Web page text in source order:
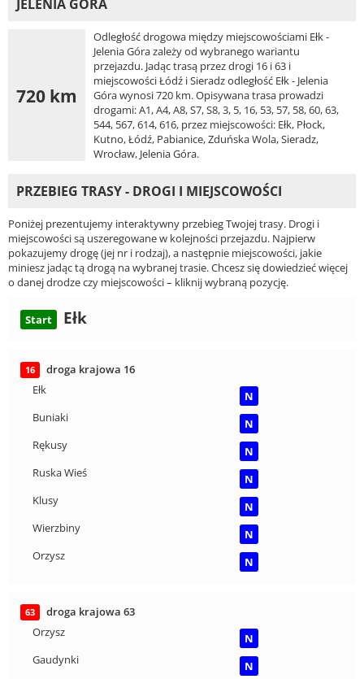
JELENIA GÓRA
720 km
Odległość drogowa między miejscowościami Ełk -
Jelenia Góra zależy od wybranego wariantu
przejazdu. Jadąc trasą przez drogi 16 i 63 i
miejscowości Łódź i Sieradz odległość Ełk - Jelenia
Góra wynosi 720 km. Opisywana trasa prowadzi
drogami: A1, A4, A8, S7, S8, 3, 5, 16, 53, 57, 58, 60, 63,
544, 567, 614, 616, przez miejscowości: Ełk, Płock,
Kutno, Łódź, Pabianice, Zduńska Wola, Sieradz,
Wrocław, Jelenia Góra.
PRZEBIEG TRASY - DROGI I MIEJSCOWOŚCI
Poniżej prezentujemy interaktywny przebieg Twojej trasy. Drogi i
miejscowości są uszeregowane w kolejności przejazdu. Najpierw
pokazujemy drogę (jej nr i rodzaj), a następnie miejscowości, jakie
miniesz jadąc tą drogą na wybranej trasie. Chcesz się dowiedzieć więcej
o danej drodze czy miejscowości – kliknij wybraną pozycję.
Start Ełk
16
droga krajowa 16
Ełk
N
Buniaki
N
Rękusy
N
Ruska Wieś
N
Klusy
N
Wierzbiny
N
Orzysz
N
63
droga krajowa 63
Orzysz
N
Gaudynki
N